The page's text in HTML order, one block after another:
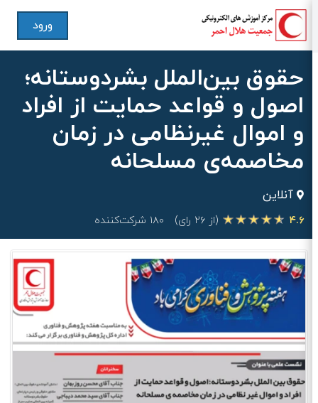
ورود
حقوق بین‌الملل بشردوستانه؛
اصول و قواعد حمایت از افراد
و اموال غیرنظامی در زمان
مخاصمه‌ی مسلحانه
آنلاین
۴.۶ (از ۲۶ رای) ۱۸۰ شرکت‌کننده